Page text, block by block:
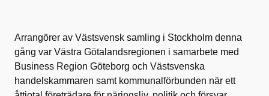
Arrangörer av Västsvensk samling i Stockholm denna
gång var Västra Götalandsregionen i samarbete med
Business Region Göteborg och Västsvenska
handelskammaren samt kommunalförbunden när ett